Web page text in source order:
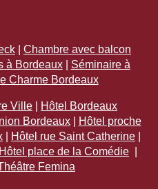
Chambre avec balcon
à Bordeaux| Séminaire à
Charme Bordeaux
Ville
Hôtel Bordeaux
Bordeaux|
Hôtel proche
Hôtel rue Saint Catherine
Hôtel place de la Comédie
Femina